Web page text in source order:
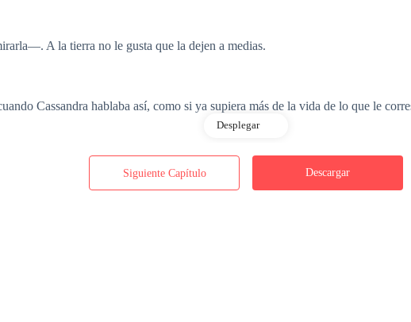
A la tierra no le gusta que la dejen a medias.
Cassandra hablaba así, como si ya supiera más de la vida de lo que le
cerca de la ventana, envuelta en un chal viejo. Tenía las manos torcidas
Desplegar
Siguiente Capítulo Descargar